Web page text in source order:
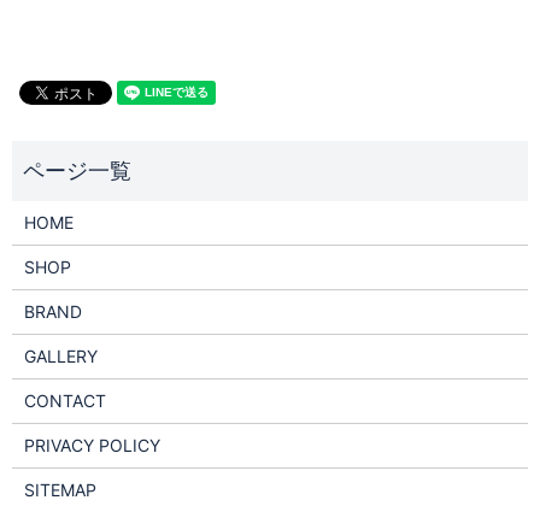
HOME
SHOP
BRAND
GALLERY
CONTACT
PRIVACY POLICY
SITEMAP